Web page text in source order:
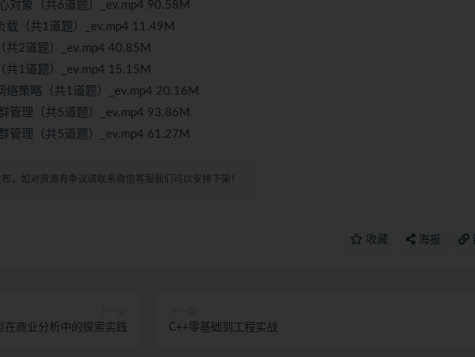
对象（共6道题）_ev.mp4 90.58M
（共1道题）_ev.mp4 11.49M
共2道题）_ev.mp4 40.85M
共1道题）_ev.mp4 15.15M
策略（共1道题）_ev.mp4 20.16M
管理（共5道题）_ev.mp4 93.86M
管理（共5道题）_ev.mp4 61.27M
，如对资源有争议请联系微信客服我们可以安排下架！
收藏 海报
在商业分析中的探索实践 C++零基础到工程实战